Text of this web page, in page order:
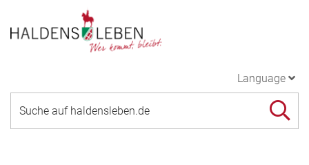
Language